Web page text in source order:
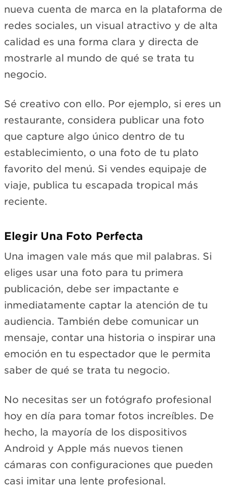
nueva cuenta de marca en la plataforma de
redes sociales, un visual atractivo y de alta
calidad es una forma clara y directa de
mostrarle al mundo de qué se trata tu
negocio.
Sé creativo con ello. Por ejemplo, si eres un
restaurante, considera publicar una foto
que capture algo único dentro de tu
establecimiento, o una foto de tu plato
favorito del menú. Si vendes equipaje de
viaje, publica tu escapada tropical más
reciente.
Elegir Una Foto Perfecta
Una imagen vale más que mil palabras. Si
eliges usar una foto para tu primera
publicación, debe ser impactante e
inmediatamente captar la atención de tu
audiencia. También debe comunicar un
mensaje, contar una historia o inspirar una
emoción en tu espectador que le permita
saber de qué se trata tu negocio.
No necesitas ser un fotógrafo profesional
hoy en día para tomar fotos increíbles. De
hecho, la mayoría de los dispositivos
Android y Apple más nuevos tienen
cámaras con configuraciones que pueden
casi imitar una lente profesional.